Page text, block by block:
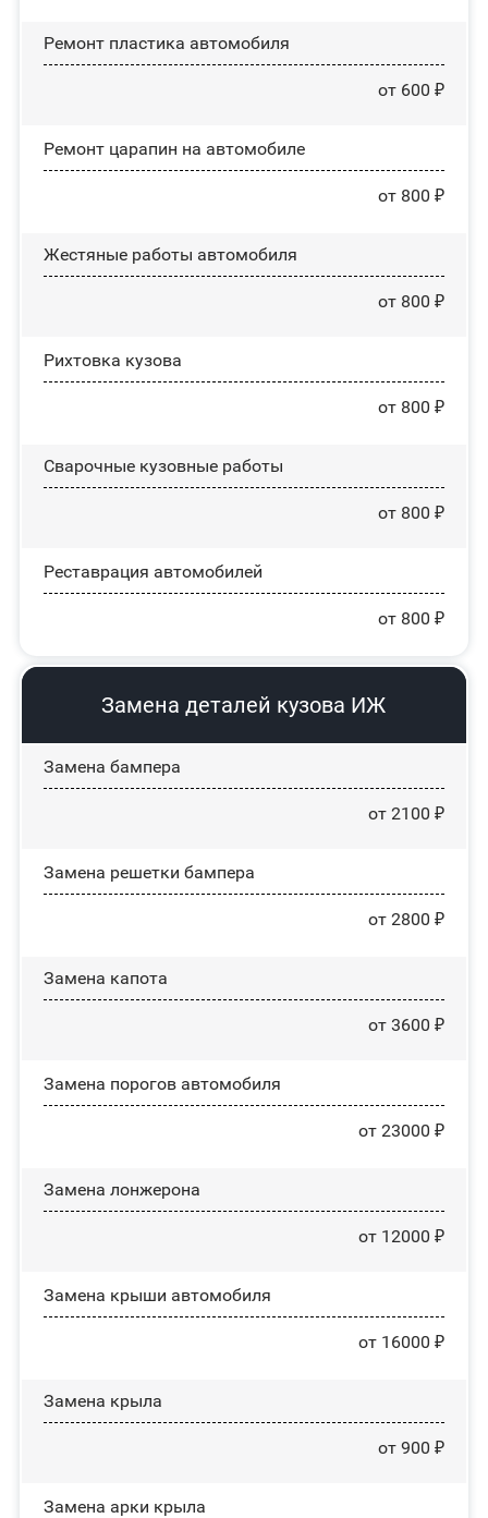
Ремонт пластика автомобиля
от 600 ₽
Ремонт царапин на автомобиле
от 800 ₽
Жестяные работы автомобиля
от 800 ₽
Рихтовка кузова
от 800 ₽
Сварочные кузовные работы
от 800 ₽
Реставрация автомобилей
от 800 ₽
Замена деталей кузова ИЖ
Замена бампера
от 2100 ₽
Замена решетки бампера
от 2800 ₽
Замена капота
от 3600 ₽
Замена порогов автомобиля
от 23000 ₽
Замена лонжерона
от 12000 ₽
Замена крыши автомобиля
от 16000 ₽
Замена крыла
от 900 ₽
Замена арки крыла